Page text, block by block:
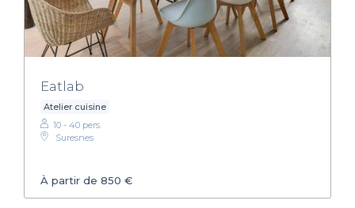
Eatlab
Atelier cuisine
10 - 40 pers.
Suresnes
À partir de 850 €